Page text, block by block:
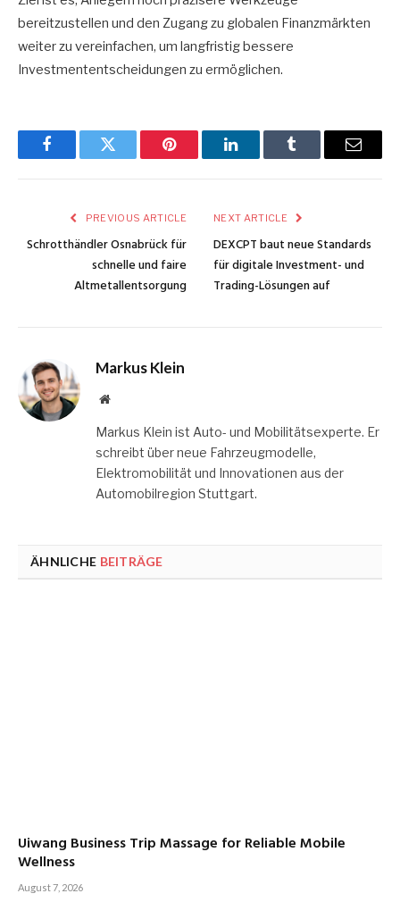
bereitzustellen und den Zugang zu globalen Finanzmärkten
weiter zu vereinfachen, um langfristig bessere
Investmententscheidungen zu ermöglichen.
FacebookTwitter Pinterest LinkedInTumblr Email
PREVIOUS ARTICLE
Schrotthändler Osnabrück für
schnelle und faire
Altmetallentsorgung
NEXT ARTICLE
DEXCPT baut neue Standards
für digitale Investment- und
Trading-Lösungen auf
Markus Klein
Website
Markus Klein ist Auto- und Mobilitätsexperte. Er
schreibt über neue Fahrzeugmodelle,
Elektromobilität und Innovationen aus der
Automobilregion Stuttgart.
ÄHNLICHE BEITRÄGE
Uiwang Business Trip Massage for Reliable Mobile
Wellness
August 7, 2026